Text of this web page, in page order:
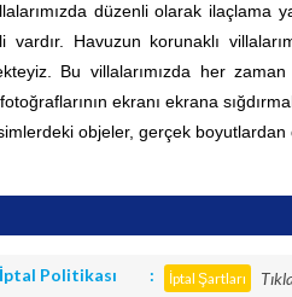
düzenli olarak ilaçlama
Havuzun korunaklı
Bu villalarımızda her
ekranı ekrana
objeler, gerçek boyutlardan
İptal Politikası İptal Şartları